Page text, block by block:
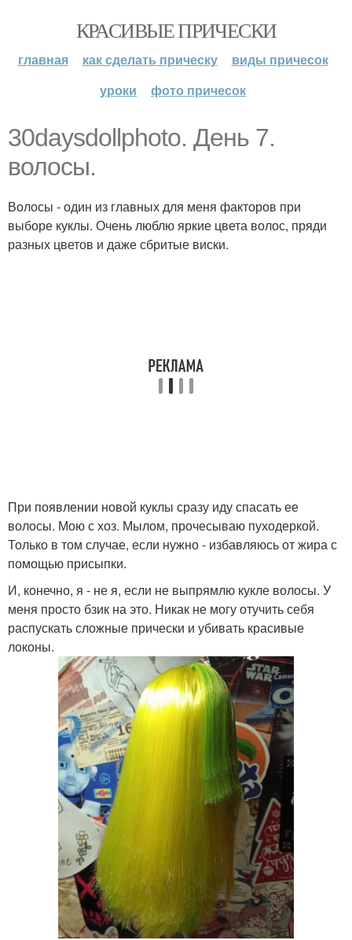
КРАСИВЫЕ ПРИЧЕСКИ
главная как сделать прическу
виды причесок
уроки
фото причесок
30daysdollphoto. День 7.
волосы.
Волосы - один из главных для меня факторов при
выборе куклы. Очень люблю яркие цвета волос, пряди
разных цветов и даже сбритые виски.
При появлении новой куклы сразу иду спасать ее
волосы. Мою с хоз. Мылом, прочесываю пуходеркой.
Только в том случае, если нужно - избавляюсь от жира с
помощью присыпки.
И, конечно, я - не я, если не выпрямлю кукле волосы. У
меня просто бзик на это. Никак не могу отучить себя
распускать сложные прически и убивать красивые
локоны.